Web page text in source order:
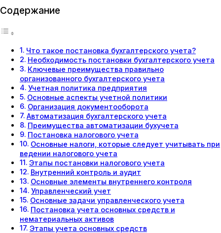
Содержание
Что такое постановка бухгалтерского учета?
Необходимость постановки бухгалтерского учета
Ключевые преимущества правильно
организованного бухгалтерского учета
Учетная политика предприятия
Основные аспекты учетной политики
Организация документооборота
Автоматизация бухгалтерского учета
Преимущества автоматизации бухучета
Постановка налогового учета
Основные налоги, которые следует учитывать при
ведении налогового учета
Этапы постановки налогового учета
Внутренний контроль и аудит
Основные элементы внутреннего контроля
Управленческий учет
Основные задачи управленческого учета
Постановка учета основных средств и
нематериальных активов
Этапы учета основных средств